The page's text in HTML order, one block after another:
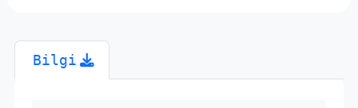
Bilgi